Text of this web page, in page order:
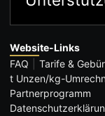
Website-Links
FAQ
Tarife &
t Unzen/kg-
Partnerprogramm